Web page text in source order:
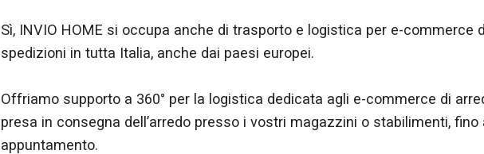
Sì, INVIO HOME si occupa anche di trasporto e logistica per e-commerce
spedizioni in tutta Italia, anche dai paesi europei.
Offriamo supporto a 360° per la logistica dedicata agli e-commerce di
presa in consegna dell’arredo presso i vostri magazzini o stabilimenti,
appuntamento.